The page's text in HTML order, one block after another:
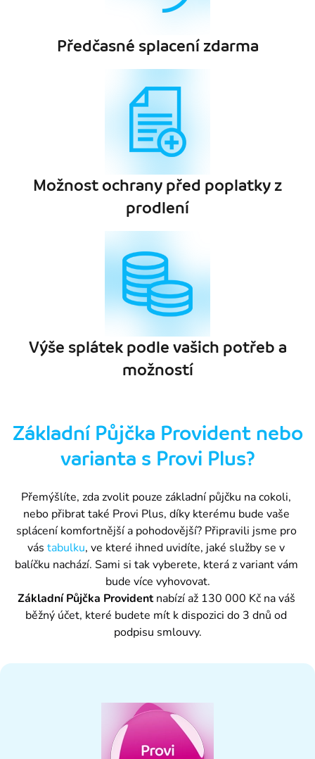
Předčasné splacení zdarma
Možnost ochrany před poplatky z
prodlení
Výše splátek podle vašich potřeb a
možností
Základní Půjčka Provident nebo
varianta s Provi Plus?
Přemýšlíte, zda zvolit pouze základní půjčku na cokoli,
nebo přibrat také Provi Plus, díky kterému bude vaše
splácení komfortnější a pohodovější? Připravili jsme pro
vás tabulku, ve které ihned uvidíte, jaké služby se v
balíčku nachází. Sami si tak vyberete, která z variant vám
bude více vyhovovat.
Základní Půjčka Provident nabízí až 130 000 Kč na váš
běžný účet, které budete mít k dispozici do 3 dnů od
podpisu smlouvy.